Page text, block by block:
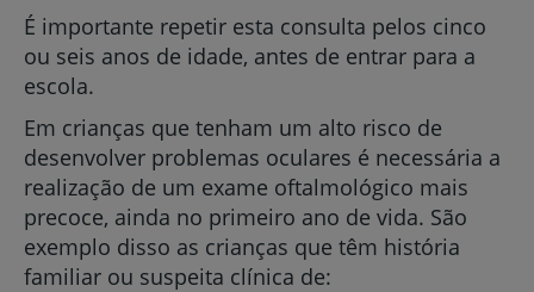
É importante repetir esta consulta pelos cinco
ou seis anos de idade, antes de entrar para a
escola.
Em crianças que tenham um alto risco de
desenvolver problemas oculares é necessária a
realização de um exame oftalmológico mais
precoce, ainda no primeiro ano de vida. São
exemplo disso as crianças que têm história
familiar ou suspeita clínica de: